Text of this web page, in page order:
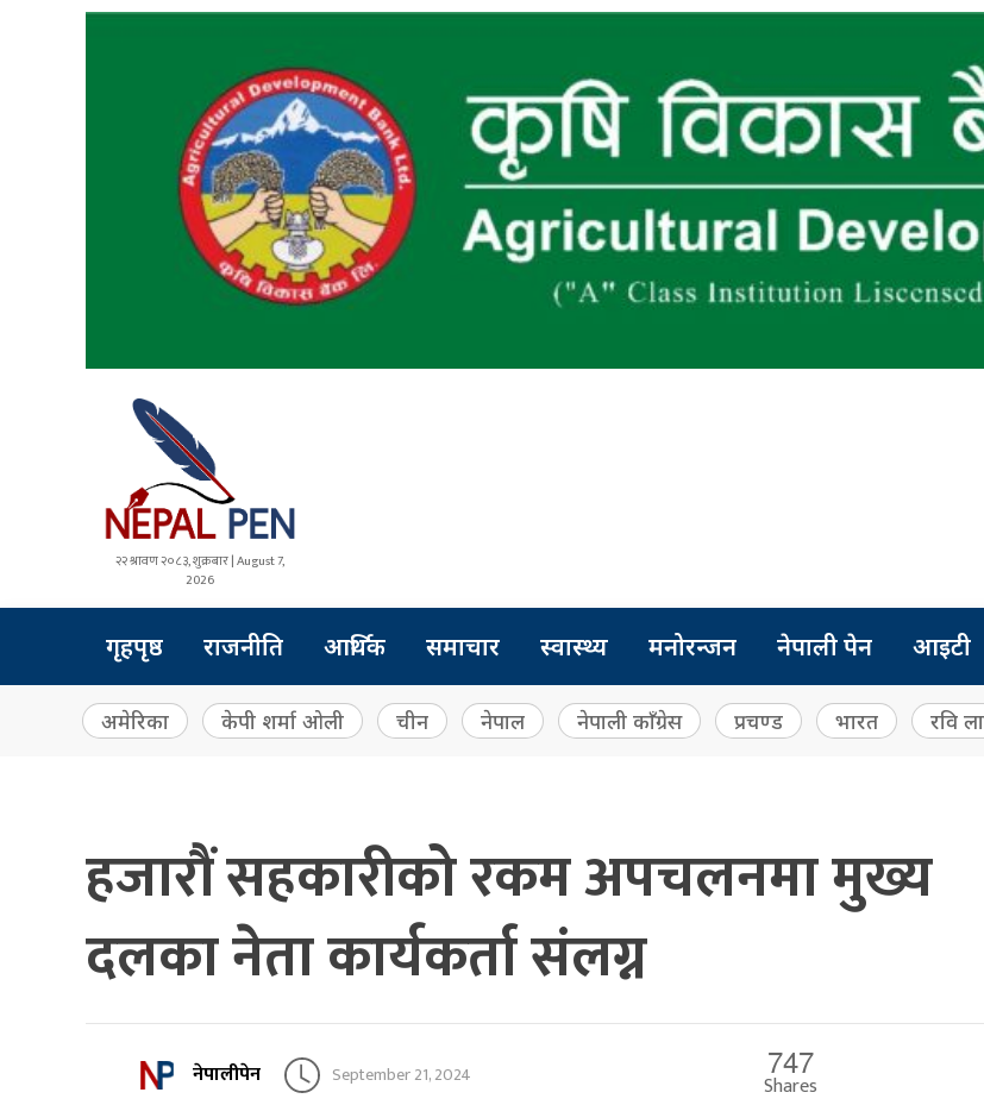
२२ श्रावण २०८३, शुक्रबार | August 7,
2026
गृहपृष्ठ राजनीति आर्थिक समाचार स्वास्थ्य मनोरन्जन नेपाली पेन आइटी
अमेरिका केपी शर्मा ओली चीन नेपाल नेपाली काँग्रेस प्रचण्ड भारत रवि
हजारौं सहकारीको रकम अपचलनमा मुख्य
दलका नेता कार्यकर्ता संलग्न
नेपालीपेन September 21, 2024 747
Shares